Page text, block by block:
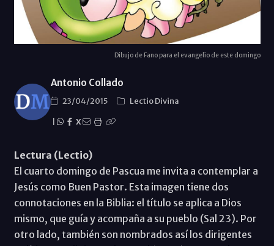
Dibujo de Fano para el evangelio de este domingo
Antonio Collado
23/04/2015
Lectio Divina
X
Lectura (Lectio)
El cuarto domingo de Pascua me invita a contemplar a
Jesús como Buen Pastor. Esta imagen tiene dos
connotaciones en la Biblia: el título se aplica a Dios
mismo, que guía y acompaña a su pueblo (Sal 23). Por
otro lado, también son nombrados así los dirigentes